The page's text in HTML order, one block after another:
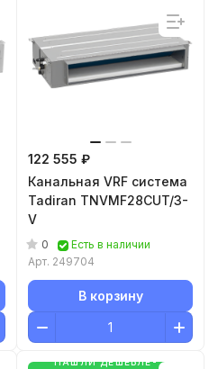
122 555 ₽
Канальная VRF система
Tadiran TNVMF28CUT/3-
V
0
Есть в наличии
Арт. 249704
В корзину
НАШЛИ ДЕШЕВЛЕ-